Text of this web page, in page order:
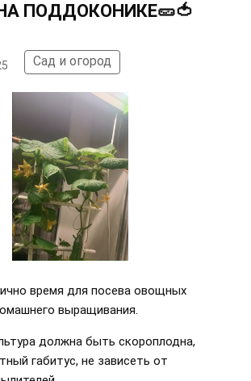
ПОДДОКОНИКЕ🥒🍅
Сад и огород
время для посева овощных
выращивания.
должна быть скороплодна,
габитус, не зависеть от